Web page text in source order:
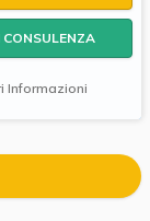
CONSULENZA
Informazioni